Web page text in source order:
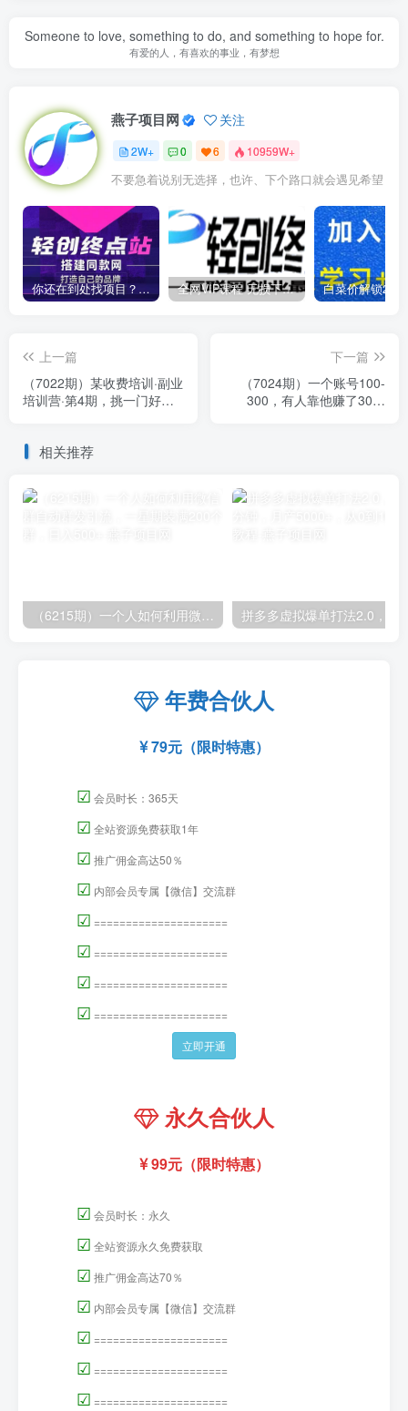
Someone to love, something to do, and something to hope for.
有爱的人，有喜欢的事业，有梦想
燕子项目网 关注
2W+ 0 6 10959W+
不要急着说别无选择，也许、下个路口就会遇见希望
你还在到处找项目？还在当韭菜？我靠卖项目一个月收入5万+，曾经我也是个失败者。 全网VIP课程 无损下载~
上一篇
（7022期）某收费培训·副业
培训营·第4期，挑一门好副
下一篇
（7024期）一个账号100-
300，有人靠他赚了30多
相关推荐
年费合伙人
79元（限时特惠）
☑ 会员时长：365天
☑ 全站资源免费获取1年
☑ 推广佣金高达50％
☑ 内部会员专属【微信】交流群
☑ =====================
☑ =====================
☑ =====================
☑ =====================
立即开通
永久合伙人
99元（限时特惠）
☑ 会员时长：永久
☑ 全站资源永久免费获取
☑ 推广佣金高达70％
☑ 内部会员专属【微信】交流群
☑ =====================
☑ =====================
☑ =====================